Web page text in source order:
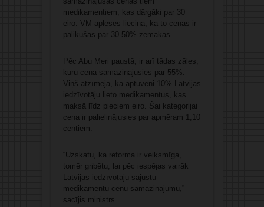
medikamentiem, kas dārgāki par 30
eiro. VM aplēses liecina, ka to cenas ir
palikušas par 30-50% zemākas.
Pēc Abu Meri paustā, ir arī tādas zāles,
kuru cena samazinājusies par 55%.
Viņš atzīmēja, ka aptuveni 10% Latvijas
iedzīvotāju lieto medikamentus, kas
maksā līdz pieciem eiro. Šai kategorijai
cena ir palielinājusies par apmēram 1,10
centiem.
“Uzskatu, ka reforma ir veiksmīga,
tomēr gribētu, lai pēc iespējas vairāk
Latvijas iedzīvotāju sajustu
medikamentu cenu samazinājumu,”
sacījis ministrs.